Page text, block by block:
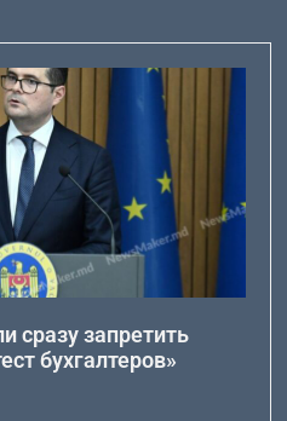
сразу запретить
бухгалтеров»